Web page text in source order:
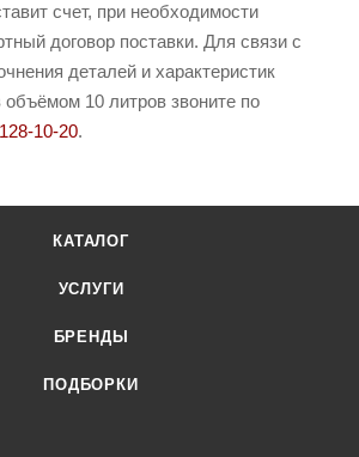
счет, при необходимости
договор поставки. Для связи с
деталей и характеристик
10 литров звоните по
10-20.
КАТАЛОГ
УСЛУГИ
БРЕНДЫ
ПОДБОРКИ